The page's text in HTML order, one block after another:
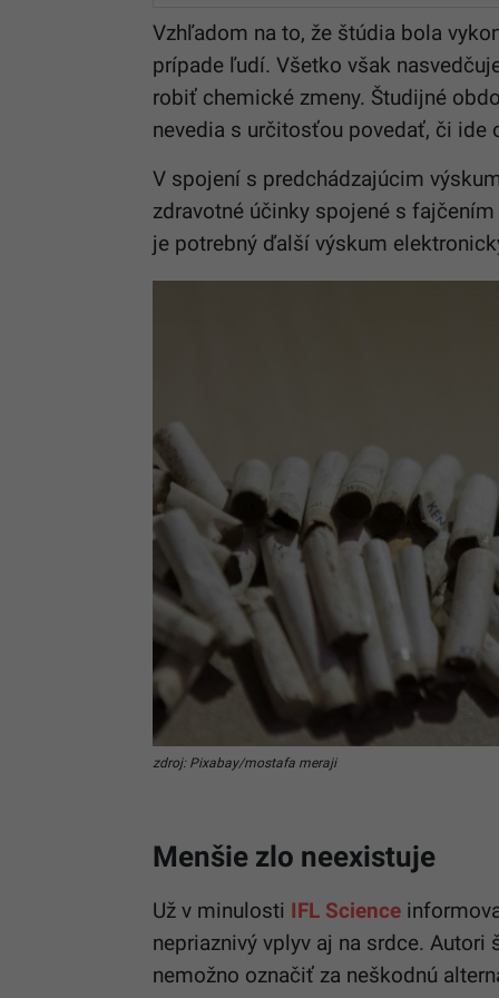
Vzhľadom na to, že štúdia bola
prípade ľudí. Všetko však
robiť chemické zmeny. Študijné
nevedia s určitosťou povedať, či ide
V spojení s predchádzajúcim
zdravotné účinky spojené s
je potrebný ďalší výskum
zdroj: Pixabay/mostafa meraji
Menšie zlo neexistuje
Už v minulosti IFL Science
nepriaznivý vplyv aj na srdce.
nemožno označiť za neškodnú